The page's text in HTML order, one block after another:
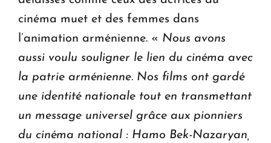
cinéma muet et des femmes dans
l’animation arménienne. « Nous avons
aussi voulu souligner le lien du cinéma avec
la patrie arménienne. Nos films ont gardé
une identité nationale tout en transmettant
un message universel grâce aux pionniers
du cinéma national : Hamo Bek-Nazaryan,